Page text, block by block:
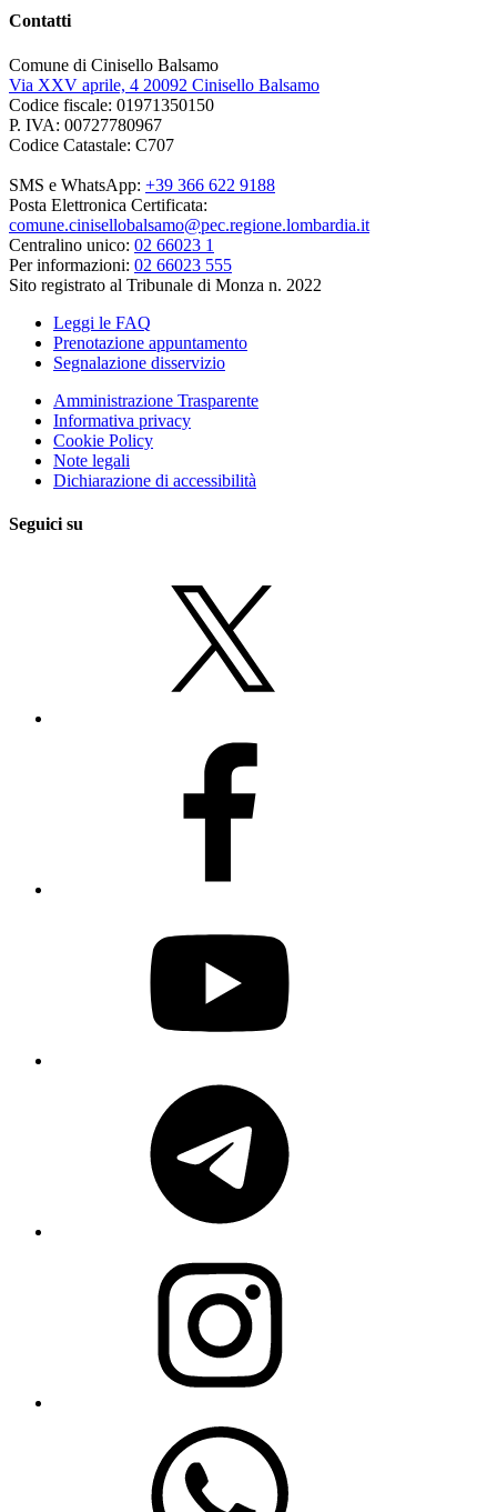
Contatti
Comune di Cinisello Balsamo
Via XXV aprile, 4 20092 Cinisello Balsamo
Codice fiscale: 01971350150
P. IVA: 00727780967
Codice Catastale: C707
SMS e WhatsApp: +39 366 622 9188
Posta Elettronica Certificata:
comune.cinisellobalsamo@pec.regione.lombardia.it
Centralino unico: 02 66023 1
Per informazioni: 02 66023 555
Sito registrato al Tribunale di Monza n. 2022
Leggi le FAQ
Prenotazione appuntamento
Segnalazione disservizio
Amministrazione Trasparente
Informativa privacy
Cookie Policy
Note legali
Dichiarazione di accessibilità
Seguici su